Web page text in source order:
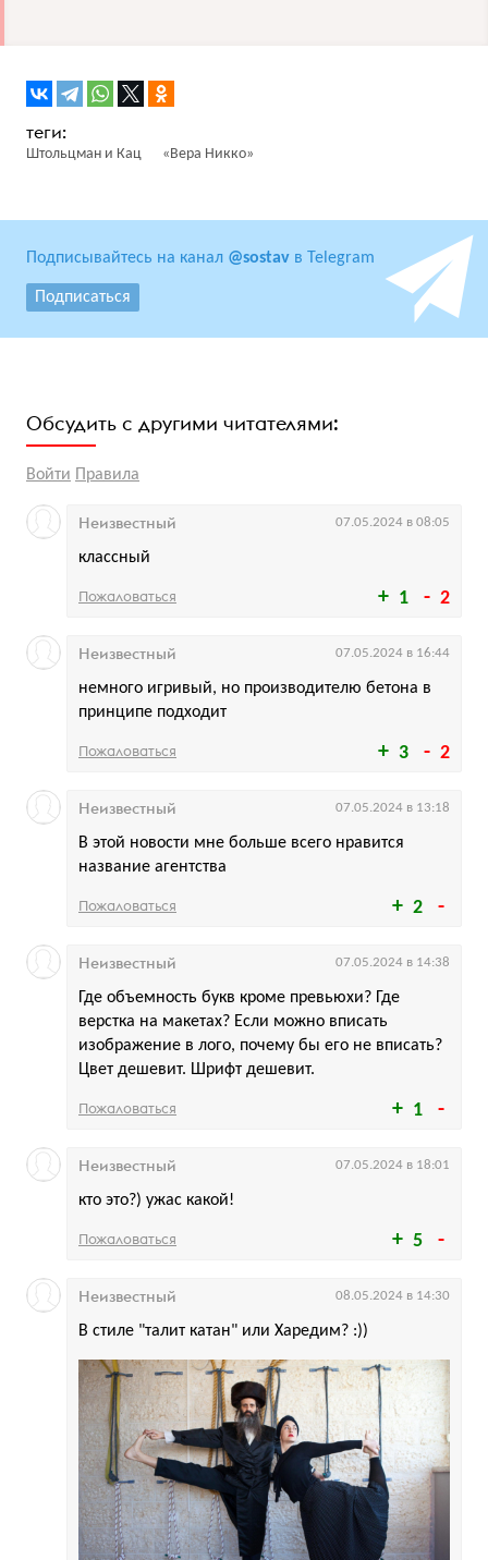
Штольцман и Кац «Вера Никко»
Подписывайтесь на канал @sostav в Telegram
Подписаться
Обсудить с другими читателями:
Войти Правила
1 2
классный
Неизвестный 07.05.2024 в 08:05
Пожаловаться
3 2
немного игривый, но производителю бетона в
принципе подходит
Неизвестный 07.05.2024 в 16:44
Пожаловаться
2
В этой новости мне больше всего нравится
название агентства
Неизвестный 07.05.2024 в 13:18
Пожаловаться
1
Где объемность букв кроме превьюхи? Где
верстка на макетах? Если можно вписать
изображение в лого, почему бы его не вписать?
Цвет дешевит. Шрифт дешевит.
Неизвестный 07.05.2024 в 14:38
Пожаловаться
5
кто это?) ужас какой!
Неизвестный 07.05.2024 в 18:01
Пожаловаться
В стиле "талит катан" или Харедим? :))
Неизвестный 08.05.2024 в 14:30